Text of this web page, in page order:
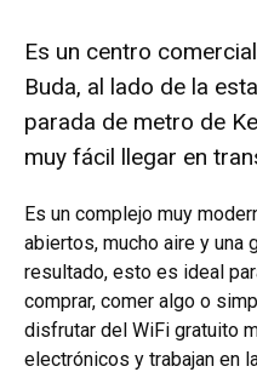
Es un centro
Buda, al lado de la
parada de metro de
muy fácil llegar en
Es un complejo muy
abiertos, mucho aire y una
resultado, esto es ideal
comprar, comer algo o
disfrutar del WiFi gratuito
electrónicos y trabajan en